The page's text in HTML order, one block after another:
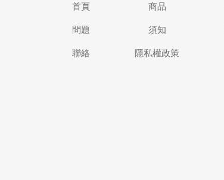
首頁 商品
問題 須知
聯絡 隱私權政策